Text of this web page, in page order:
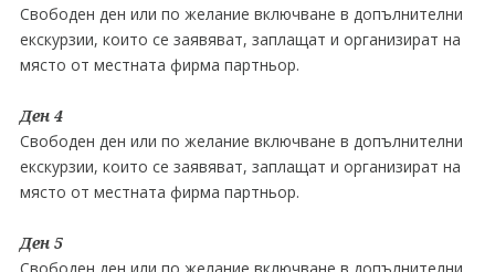
Свободен ден или по желание включване в допълнителни
екскурзии, които се заявяват, заплащат и организират на
място от местната фирма партньор.
Ден 4
Свободен ден или по желание включване в допълнителни
екскурзии, които се заявяват, заплащат и организират на
място от местната фирма партньор.
Ден 5